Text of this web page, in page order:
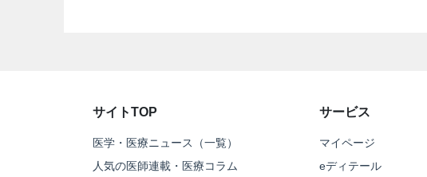
サイトTOP
医学・医療ニュース（一覧）
人気の医師連載・医療コラム
サービス
マイページ
eディテール